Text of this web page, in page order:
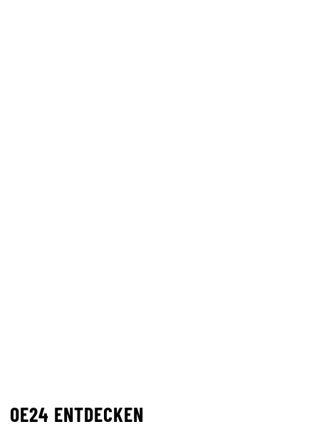
OE24 ENTDECKEN